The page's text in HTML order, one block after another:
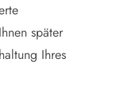
später
Ihres